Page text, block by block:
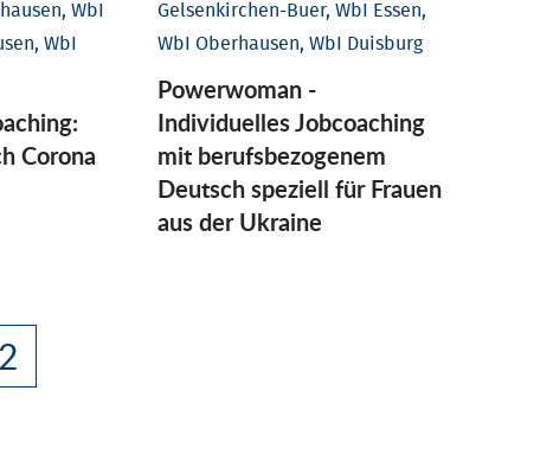
WbI
WbI
Corona
Gelsenkirchen-Buer, WbI Essen,
WbI Oberhausen, WbI Duisburg
Powerwoman -
Individuelles Jobcoaching
mit berufsbezogenem
Deutsch speziell für Frauen
aus der Ukraine
2